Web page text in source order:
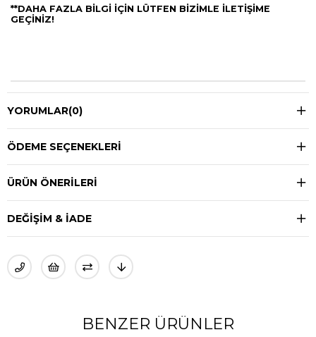
**DAHA FAZLA BİLGİ İÇİN LÜTFEN BİZİMLE İLETİŞİME
GEÇİNİZ!
YORUMLAR(0)
ÖDEME SEÇENEKLERI
ÜRÜN ÖNERILERI
DEĞIŞIM & İADE
BENZER ÜRÜNLER